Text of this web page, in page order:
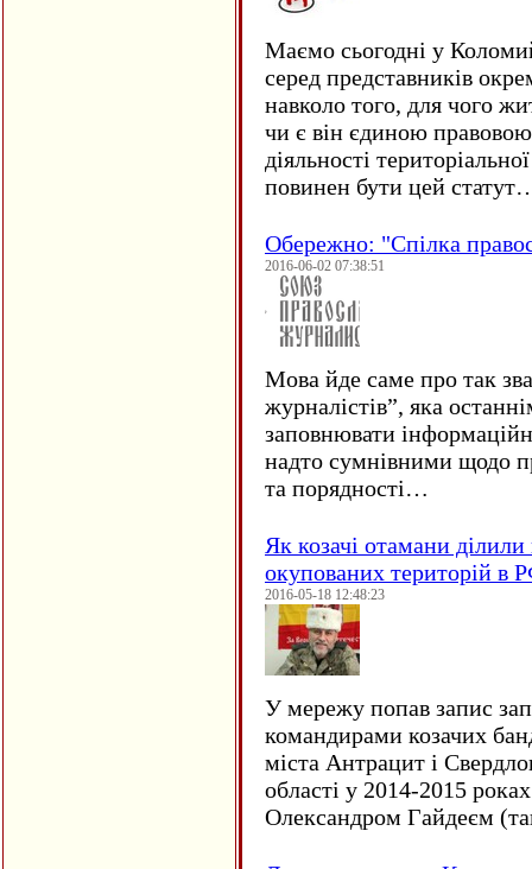
Маємо сьогодні у
серед представників
навколо того, для чого
чи є він єдиною
діяльності
повинен бути цей
Обережно: "Спілка
2016-06-02 07:38:51
Мова йде саме про так
журналістів”, яка
заповнювати
надто сумнівними щодо
та порядності…
Як козачі отамани
окупованих територій в
2016-05-18 12:48:23
У мережу попав запис
командирами козачих
міста Антрацит і
області у 2014-2015
Олександром Гайдеєм